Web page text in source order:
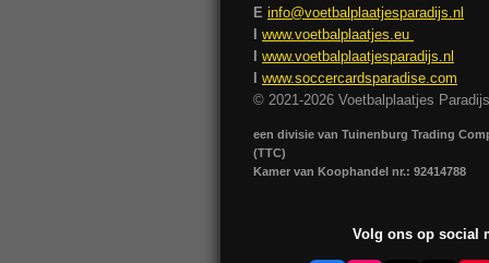
E info@voetbalplaatjesparadijs.nl
I www.voetbalplaatjes.eu
I www.voetbalplaatjesparadijs.nl
I www.soccercardsparadise.com
© 2021-2026 Voetbalplaatjes Paradijs
een divisie van Tuinenburg Trading
(TTC)
Kamer van Koophandel nr.: 92414788
Volg ons op social